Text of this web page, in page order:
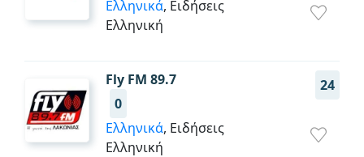
Ελληνικά, Ειδήσεις
Ελληνική
Fly FM 89.7
24
0
Ελληνικά, Ειδήσεις
Ελληνική